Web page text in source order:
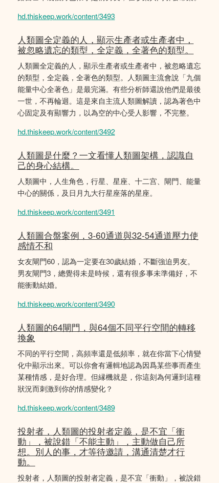
hd.thiskeep.work/content/3493
人類圖全定義的人，顯示生產者或生產者中，
被忽略遺忘的類型，全定義，全著色的類型。
人類圖全定義的人，顯示生產者或生產者中，被忽略遺忘
的類型，全定義，全著色的類型。人類圖主流會說「九個
能量中心全著色」是最完滿。有些分析師還說他們是最後
一世，不再輪迴。這是來自主流人類圖解讀，認為著色中
心固定及有顯響力，以為空的中心受人影響，𣎴完整。
hd.thiskeep.work/content/3492
人類圖是什麼？一文看懂人類圖架構，認識自
己的身心結構。
人類圖中，人生角色，行星、星座、十二宫、閘門、能量
中心的關係，及日月九大行星座落的星座。
hd.thiskeep.work/content/3491
人類圖合盤案例，3-60通道與32-54通道壓力使
感情不和
女友閘門60，認為一定要在30歲結婚，不斷強迫男友。
男友閘門3，總覺得未是時候，還有很多事未準備好，不
能衝動結婚。
hd.thiskeep.work/content/3490
人類圖的64閘門，與64個不同平行空間的轉移
換象
不同的平行空間，高頻率還是低頻率，就在你當下心情變
化中顯示出來。可以你會有邏輯地認為因爲某些事而產生
某種情感，是好合理。但縁機就是，你這刻為何邏到這種
狀況而刺激到你的情感變化？
hd.thiskeep.work/content/3489
投射者，人類圖的投射者定義，是不宜「衝
動」，被說錯「不能主動」，主動做自己所
想。別人的事，才等待邀請，溝通清楚才行
動。
投射者，人類圖的投射者定義，是不宜「衝動」，被說錯